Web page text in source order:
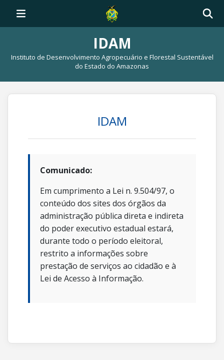
IDAM
Instituto de Desenvolvimento Agropecuário e Florestal Sustentável
do Estado do Amazonas
IDAM
Comunicado:
Em cumprimento a Lei n. 9.504/97, o
conteúdo dos sites dos órgãos da
administração pública direta e indireta
do poder executivo estadual estará,
durante todo o período eleitoral,
restrito a informações sobre
prestação de serviços ao cidadão e à
Lei de Acesso à Informação.